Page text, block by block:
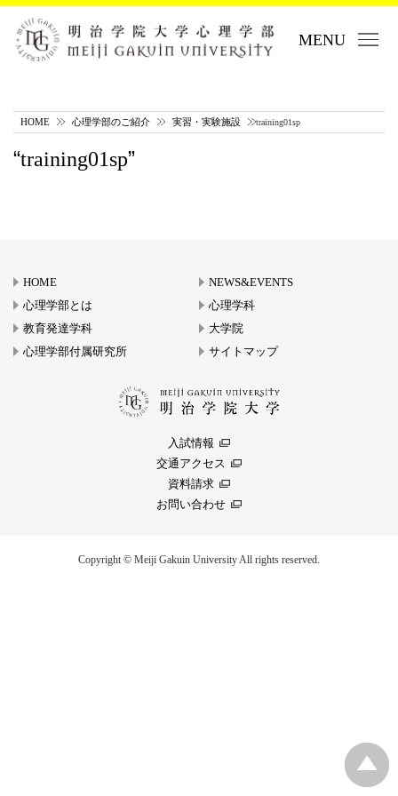
MENU
HOME 心理学部のご紹介 実習・実験施設 training01sp
training01sp
HOME
NEWS&EVENTS
心理学部とは
心理学科
教育発達学科
大学院
心理学部付属研究所
サイトマップ
入試情報
交通アクセス
資料請求
お問い合わせ
Copyright © Meiji Gakuin University All rights reserved.